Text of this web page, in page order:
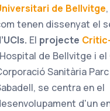
de Bellvitge
tenen dissenyat el
El projecte
de Bellvitge i el
Sanitària
se centra en el
d'un